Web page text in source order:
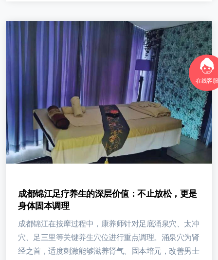
在线客服
成都锦江足疗养生的深层价值：不止放松，更是
身体固本调理
成都锦江在按摩过程中，康养师针对足底涌泉穴、太冲
穴、足三里等关键养生穴位进行重点调理。涌泉穴为肾
经之首，适度刺激能够滋养肾气、固本培元，改善男士